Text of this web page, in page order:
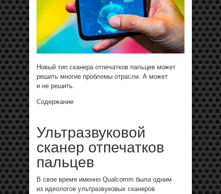
Новый тип сканера отпечатков пальцев может
решить многие проблемы отрасли. А может
и не решить.
Содержание
Ультразвуковой
сканер отпечатков
пальцев
В свое время именно Qualcomm была одним
из идеологов ультразвуковых сканеров